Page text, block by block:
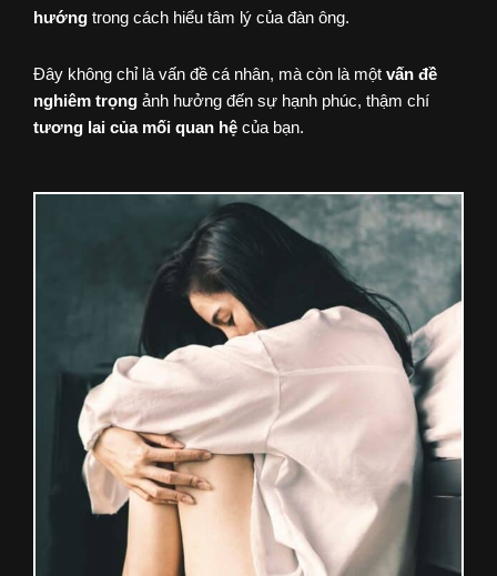
hướng trong cách hiểu tâm lý của đàn ông.
Đây không chỉ là vấn đề cá nhân, mà còn là một vấn đề
nghiêm trọng ảnh hưởng đến sự hạnh phúc, thậm chí
tương lai của mối quan hệ của bạn.